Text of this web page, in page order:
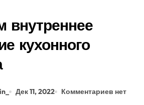
внутреннее
кухонного
Дек 11, 2022 Комментариев нет